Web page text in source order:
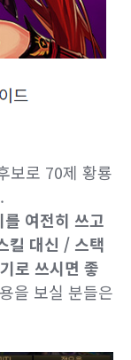
보로 70제 황룡
여전히 쓰고
킬 대신 / 스택
로 쓰시면 좋
을 보실 분들은